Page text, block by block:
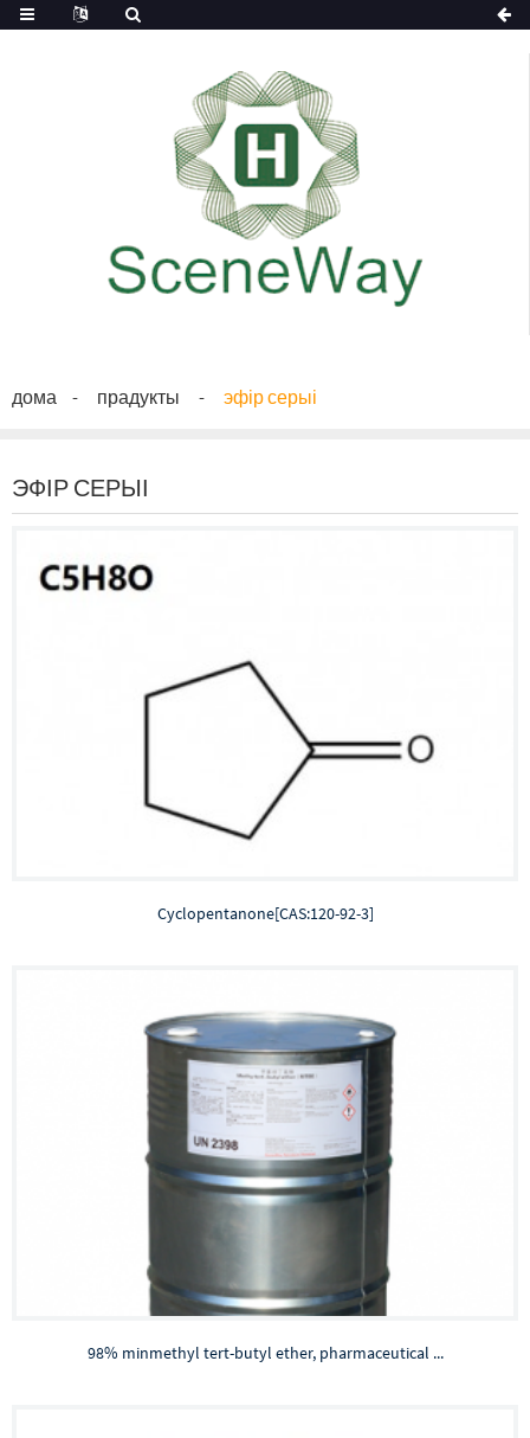
дома прадукты эфір серыі
ЭФІР СЕРЫІ
Cyclopentanone[CAS:120-92-3]
98% minmethyl tert-butyl ether, pharmaceutical ...